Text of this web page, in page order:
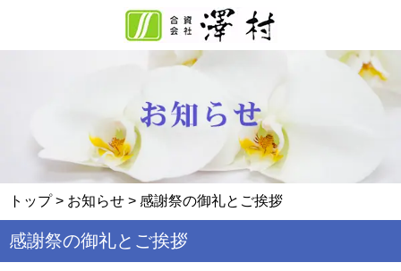
トップ> お知らせ > 感謝祭の御礼とご挨拶
感謝祭の御礼とご挨拶